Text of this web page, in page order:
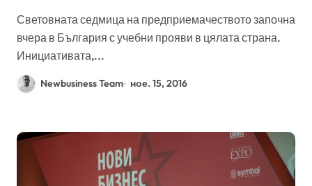
Световната седмица на предприемачеството започна
вчера в България с учебни прояви в цялата страна.
Инициативата,...
Newbusiness Team ное. 15, 2016